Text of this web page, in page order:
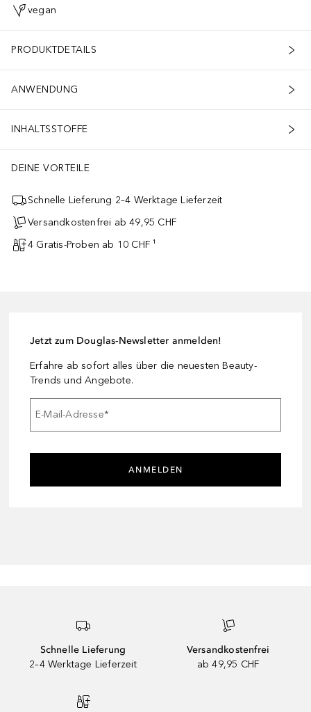
vegan
PRODUKTDETAILS
ANWENDUNG
INHALTSSTOFFE
DEINE VORTEILE
Schnelle Lieferung 2–4 Werktage Lieferzeit
Versandkostenfrei ab 49,95 CHF
4 Gratis-Proben ab 10 CHF ¹
Jetzt zum Douglas-Newsletter anmelden!
Erfahre ab sofort alles über die neuesten Beauty-
Trends und Angebote.
E-Mail-Adresse*
ANMELDEN
Schnelle Lieferung
2–4 Werktage Lieferzeit
Versandkostenfrei
ab 49,95 CHF